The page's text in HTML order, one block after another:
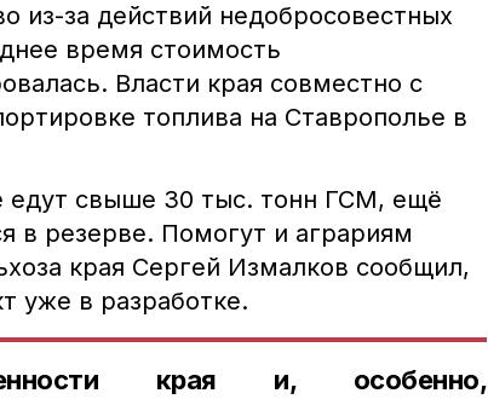
из-за действий недобросовестных
время стоимость
Власти края совместно с
топлива на Ставрополье в
едут свыше 30 тыс. тонн ГСМ, ещё
в резерве. Помогут и аграриям
края Сергей Измалков сообщил,
уже в разработке.
края и, особенно,